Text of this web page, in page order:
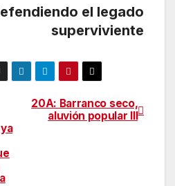
el legado
superviviente
20A: Barranco seco,
aluvión popular III